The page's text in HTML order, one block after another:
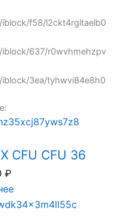
f58/l2ckt4rgltaelb0
637/r0wvhmehzpv
3ea/tyhwvi84e8h0
CFU CFU 36
₽